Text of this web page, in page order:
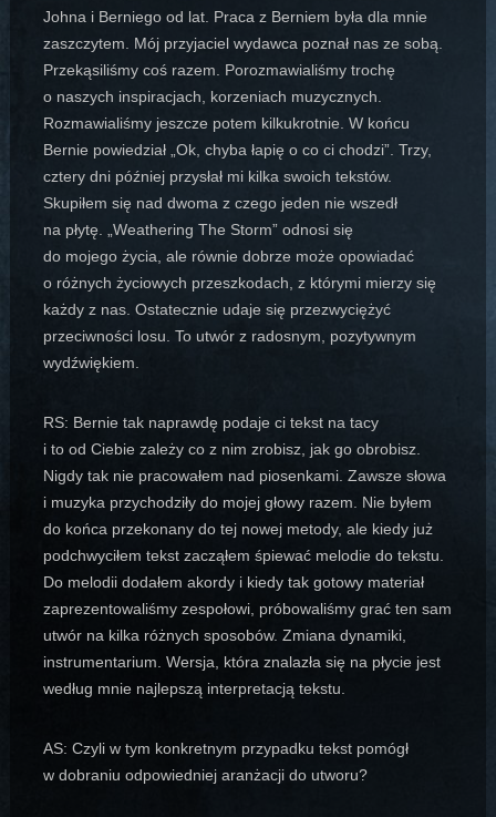
Johna i Berniego od lat. Praca z Berniem była dla mnie
zaszczytem. Mój przyjaciel wydawca poznał nas ze sobą.
Przekąsiliśmy coś razem. Porozmawialiśmy trochę
o naszych inspiracjach, korzeniach muzycznych.
Rozmawialiśmy jeszcze potem kilkukrotnie. W końcu
Bernie powiedział „Ok, chyba łapię o co ci chodzi”. Trzy,
cztery dni później przysłał mi kilka swoich tekstów.
Skupiłem się nad dwoma z czego jeden nie wszedł
na płytę. „Weathering The Storm” odnosi się
do mojego życia, ale równie dobrze może opowiadać
o różnych życiowych przeszkodach, z którymi mierzy się
każdy z nas. Ostatecznie udaje się przezwyciężyć
przeciwności losu. To utwór z radosnym, pozytywnym
wydźwiękiem.
RS: Bernie tak naprawdę podaje ci tekst na tacy
i to od Ciebie zależy co z nim zrobisz, jak go obrobisz.
Nigdy tak nie pracowałem nad piosenkami. Zawsze słowa
i muzyka przychodziły do mojej głowy razem. Nie byłem
do końca przekonany do tej nowej metody, ale kiedy już
podchwyciłem tekst zacząłem śpiewać melodie do tekstu.
Do melodii dodałem akordy i kiedy tak gotowy materiał
zaprezentowaliśmy zespołowi, próbowaliśmy grać ten sam
utwór na kilka różnych sposobów. Zmiana dynamiki,
instrumentarium. Wersja, która znalazła się na płycie jest
według mnie najlepszą interpretacją tekstu.
AS: Czyli w tym konkretnym przypadku tekst pomógł
w dobraniu odpowiedniej aranżacji do utworu?